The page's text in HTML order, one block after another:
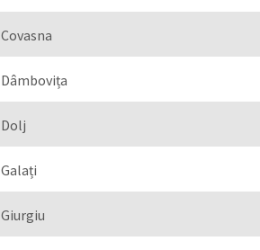
Covasna
Dâmbovița
Dolj
Galați
Giurgiu